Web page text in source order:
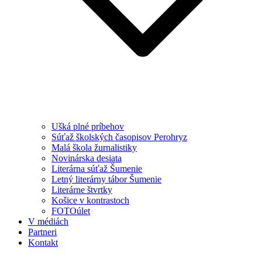
Ušká plné príbehov
Súťaž školských časopisov Perohryz
Malá škola žurnalistiky
Novinárska desiata
Literárna súťaž Šumenie
Letný literárny tábor Šumenie
Literárne štvrtky
Košice v kontrastoch
FOTOúlet
V médiách
Partneri
Kontakt